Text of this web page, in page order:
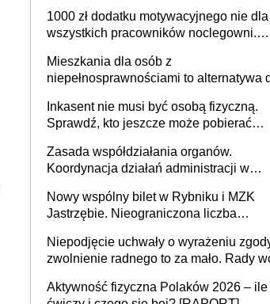
może objąć cały kraj
1000 zł dodatku motywacyjnego nie dla
wszystkich pracowników noclegowni.
Mieszkania dla osób z
niepełnosprawnościami to alternatywa
samodzielnie lub z rodziną
Inkasent nie musi być osobą fizyczną.
Sprawdź, kto jeszcze może pobierać
Zasada współdziałania organów.
Koordynacja działań administracji w
Nowy wspólny bilet w Rybniku i MZK
Jastrzębie. Nieograniczona liczba
Niepodjęcie uchwały o wyrażeniu
zwolnienie radnego to za mało. Rady
rozstrzygać sprawy
Aktywność fizyczna Polaków 2026 –